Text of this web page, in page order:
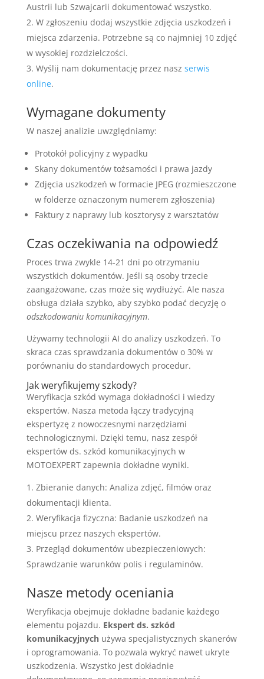
Austrii lub Szwajcarii dokumentować wszystko.
W zgłoszeniu dodaj wszystkie zdjęcia uszkodzeń i
miejsca zdarzenia. Potrzebne są co najmniej 10 zdjęć
w wysokiej rozdzielczości.
Wyślij nam dokumentację przez nasz serwis
online.
Wymagane dokumenty
W naszej analizie uwzględniamy:
Protokół policyjny z wypadku
Skany dokumentów tożsamości i prawa jazdy
Zdjęcia uszkodzeń w formacie JPEG (rozmieszczone
w folderze oznaczonym numerem zgłoszenia)
Faktury z naprawy lub kosztorysy z warsztatów
Czas oczekiwania na odpowiedź
Proces trwa zwykle 14-21 dni po otrzymaniu
wszystkich dokumentów. Jeśli są osoby trzecie
zaangażowane, czas może się wydłużyć. Ale nasza
obsługa działa szybko, aby szybko podać decyzję o
odszkodowaniu komunikacyjnym.
Używamy technologii AI do analizy uszkodzeń. To
skraca czas sprawdzania dokumentów o 30% w
porównaniu do standardowych procedur.
Jak weryfikujemy szkody?
Weryfikacja szkód wymaga dokładności i wiedzy
ekspertów. Nasza metoda łączy tradycyjną
ekspertyzę z nowoczesnymi narzędziami
technologicznymi. Dzięki temu, nasz zespół
ekspertów ds. szkód komunikacyjnych w
MOTOEXPERT zapewnia dokładne wyniki.
Zbieranie danych: Analiza zdjęć, filmów oraz
dokumentacji klienta.
Weryfikacja fizyczna: Badanie uszkodzeń na
miejscu przez naszych ekspertów.
Przegląd dokumentów ubezpieczeniowych:
Sprawdzanie warunków polis i regulaminów.
Nasze metody oceniania
Weryfikacja obejmuje dokładne badanie każdego
elementu pojazdu. Ekspert ds. szkód
komunikacyjnychużywa specjalistycznych skanerów
i oprogramowania. To pozwala wykryć nawet ukryte
uszkodzenia. Wszystko jest dokładnie